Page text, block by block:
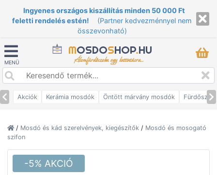
Ingyenes országos kiszállítás minden 50 000 Ft
feletti rendelés estén!
(Partner kedvezménnyel nem
összevonható)
MENÜ
MOSDOSHOP.HU
Álomfürdőszoba egy kattintásra...
Akciók Kerámia mosdók Öntött márvány mosdók
/ Mosdó és kád szerelvények, kiegészítők / Mosdó és mosogató
szifon
-5% AKCIÓ